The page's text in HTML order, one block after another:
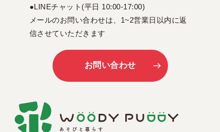
●LINEチャット(平日 10:00-17:00)
メールのお問い合わせは、1~2営業日以内に返
信させていただきます
お問い合わせ